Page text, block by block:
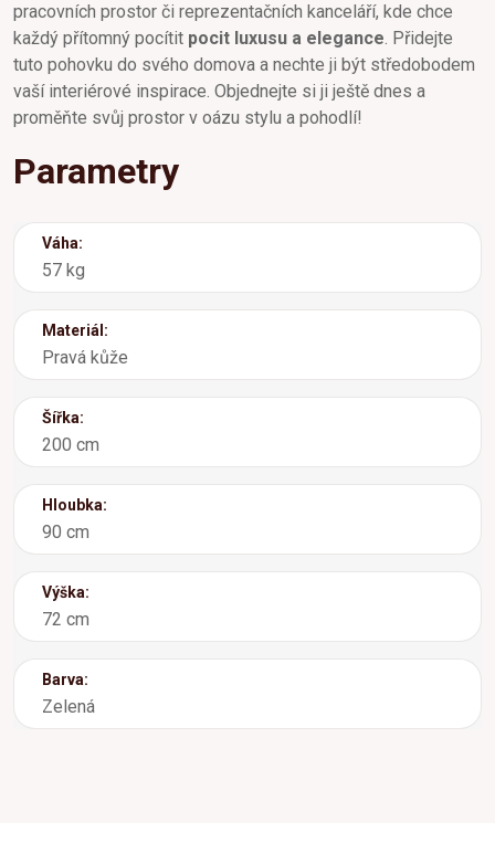
pracovních prostor či reprezentačních kanceláří, kde chce
každý přítomný pocítit pocit luxusu a elegance . Přidejte
tuto pohovku do svého domova a nechte ji být středobodem
vaší interiérové inspirace. Objednejte si ji ještě dnes a
proměňte svůj prostor v oázu stylu a pohodlí!
Parametry
Váha:
57 kg
Materiál:
Pravá kůže
Šířka:
200 cm
Hloubka:
90 cm
Výška:
72 cm
Barva:
Zelená